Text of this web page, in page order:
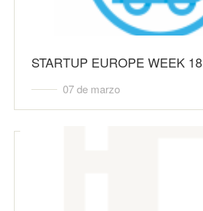
STARTUP EUROPE WEEK 18
07 de marzo